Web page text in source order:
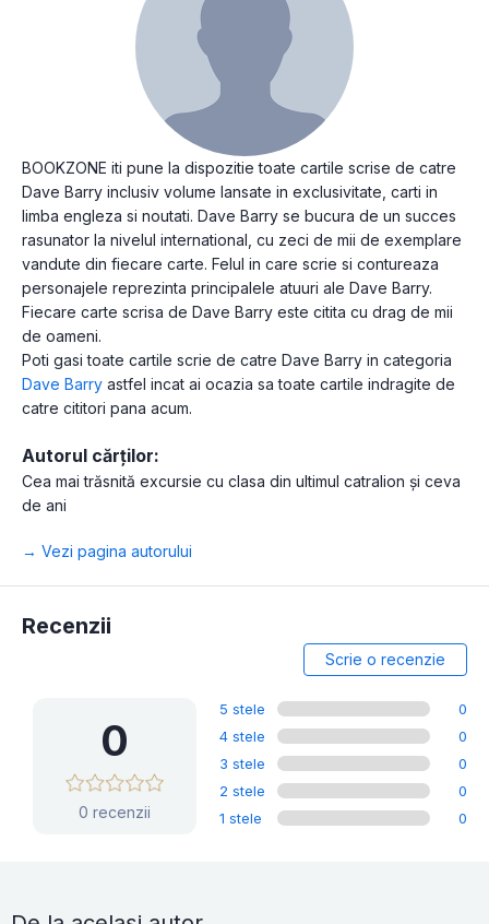
BOOKZONE iti pune la dispozitie toate cartile scrise de catre
Dave Barry inclusiv volume lansate in exclusivitate, carti in
limba engleza si noutati. Dave Barry se bucura de un succes
rasunator la nivelul international, cu zeci de mii de exemplare
vandute din fiecare carte. Felul in care scrie si contureaza
personajele reprezinta principalele atuuri ale Dave Barry.
Fiecare carte scrisa de Dave Barry este citita cu drag de mii
de oameni.
Poti gasi toate cartile scrie de catre Dave Barry in categoria
Dave Barry astfel incat ai ocazia sa toate cartile indragite de
catre cititori pana acum.
Autorul cărților:
Cea mai trăsnită excursie cu clasa din ultimul catralion și ceva
de ani
→ Vezi pagina autorului
Recenzii
Scrie o recenzie
0
0 recenzii
5 stele
0
4 stele
0
3 stele
0
2 stele
0
1 stele
0